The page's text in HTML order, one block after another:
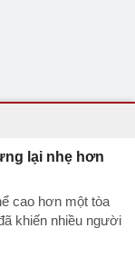
lại nhẹ hơn
cao hơn một tòa
khiến nhiều người